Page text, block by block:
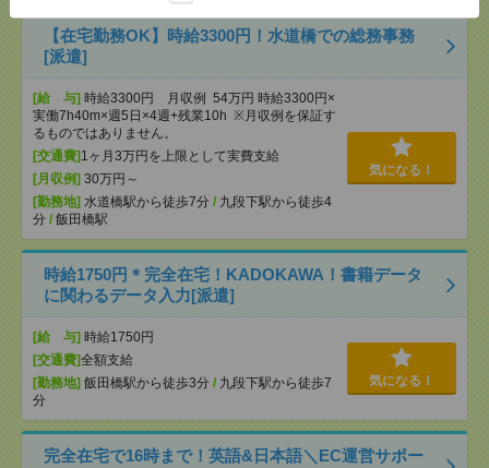
【在宅勤務OK】時給3300円！水道橋での総務事務
[派遣]
[給 与] 時給3300円 月収例 54万円 時給3300円×
実働7h40m×週5日×4週+残業10h ※月収例を保証す
るものではありません。
[交通費] 1ヶ月3万円を上限として実費支給
[月収例] 30万円～
[勤務地] 水道橋駅から徒歩7分 / 九段下駅から徒歩4
分 / 飯田橋駅
気になる！
時給1750円＊完全在宅！KADOKAWA！書籍データ
に関わるデータ入力[派遣]
[給 与] 時給1750円
[交通費]全額支給
[勤務地] 飯田橋駅から徒歩3分 / 九段下駅から徒歩7
分
気になる！
完全在宅で16時まで！英語&日本語＼EC運営サポー